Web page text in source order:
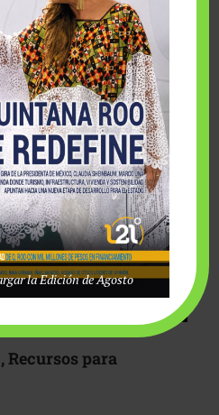
Wish México unieron
el deseo de una …
Recursos para
la Edición de Agosto